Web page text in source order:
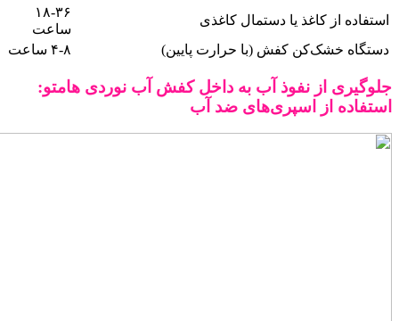
استفاده از کاغذ یا دستمال کاغذی
۱۸-۳۶
ساعت
دستگاه خشک‌کن کفش (با حرارت پایین)
۴-۸ ساعت
جلوگیری از نفوذ آب به داخل کفش آب نوردی هامتو:
استفاده از اسپری‌های ضد آب